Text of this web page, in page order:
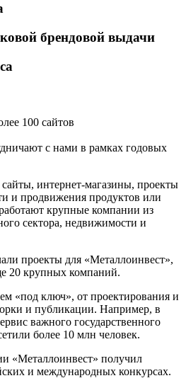
брендовой выдачи
100 сайтов
с нами в рамках годовых
интернет-магазины, проекты
и продвижения продуктов или
крупные компании из
сектора, недвижимости и
проекты для «Металлоинвест»,
20 крупных компаний.
«под ключ», от проектирования и
и публикации. Например, в
важного государственного
более 10 млн человек.
«Металлоинвест» получил
и международных конкурсах.